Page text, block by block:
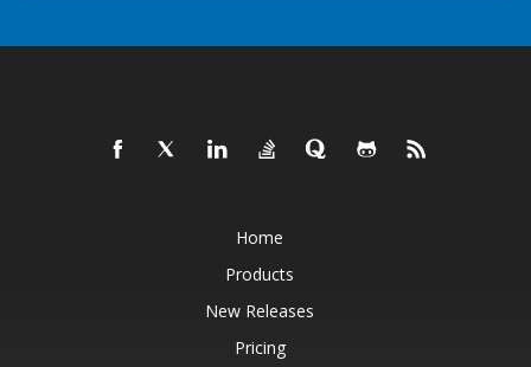
Home
Products
New Releases
Pricing